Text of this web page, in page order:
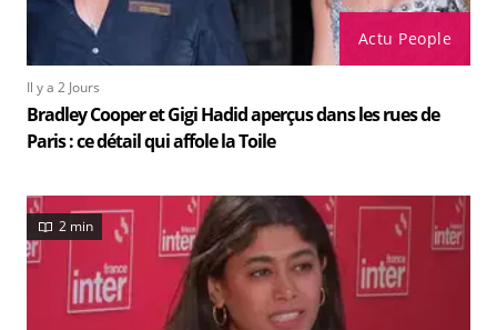
Actu People
Il y a 2 Jours
Bradley Cooper et Gigi Hadid aperçus dans les rues de
Paris : ce détail qui affole la Toile
2 min